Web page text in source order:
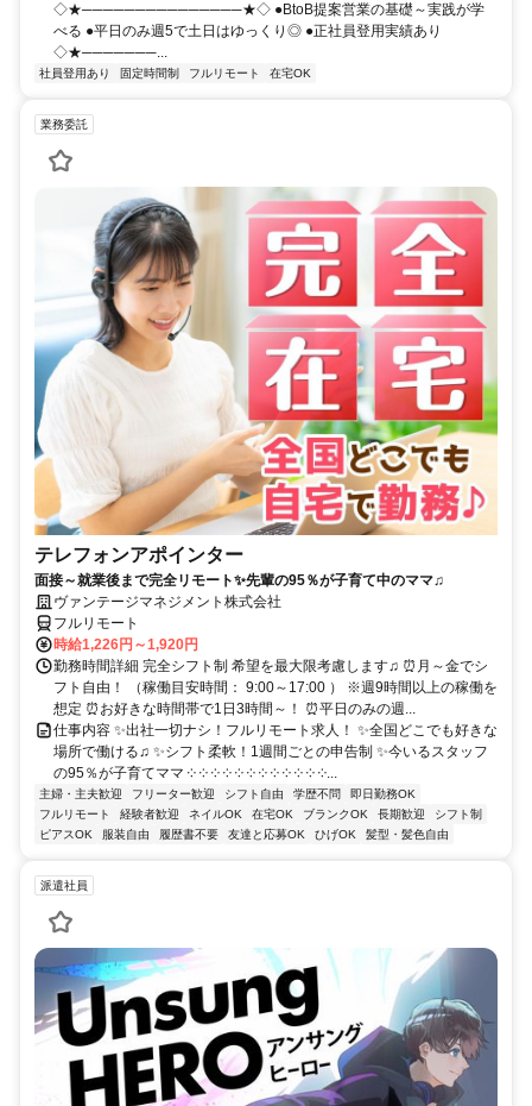
◇★───────────────★◇ ●BtoB提案営業の基礎～実践が学
べる ●平日のみ週5で土日はゆっくり◎ ●正社員登用実績あり
◇★───────...
社員登用あり 固定時間制 フルリモート 在宅OK
業務委託
テレフォンアポインター
面接～就業後まで完全リモート✨先輩の95％が子育て中のママ♫
ヴァンテージマネジメント株式会社
フルリモート
時給1,226円～1,920円
勤務時間詳細 完全シフト制 希望を最大限考慮します♫ ⏰月～金でシ
フト自由！ （稼働目安時間： 9:00～17:00 ） ※週9時間以上の稼働を
想定 ⏰お好きな時間帯で1日3時間～！ ⏰平日のみの週...
仕事内容 ✨出社一切ナシ！フルリモート求人！ ✨全国どこでも好きな
場所で働ける♫ ✨シフト柔軟！1週間ごとの申告制 ✨今いるスタッフ
の95％が子育てママ ༶ ༶ ༶ ༶ ༶ ༶ ༶ ༶ ༶ ༶ ༶ ༶...
主婦・主夫歓迎 フリーター歓迎 シフト自由 学歴不問
即日勤務OK
フルリモート
経験者歓迎 ネイルOK 在宅OK ブランクOK 長期歓迎
シフト制
ピアスOK
服装自由 履歴書不要 友達と応募OK ひげOK 髪型・髪色自由
派遣社員